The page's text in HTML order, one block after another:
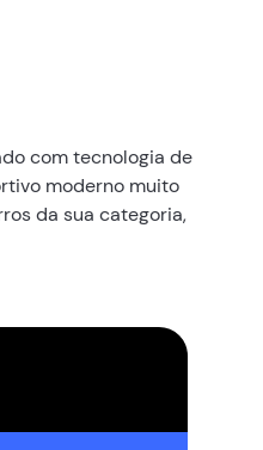
com tecnologia de
moderno muito
da sua categoria,